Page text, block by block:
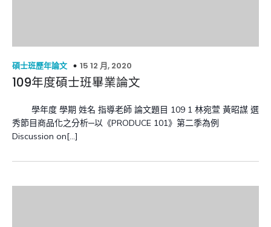
碩士班歷年論文 15 12 月, 2020
109年度碩士班畢業論文
學年度 學期 姓名 指導老師 論文題目 109 1 林宛萱 黃昭謀 選
秀節目商品化之分析─以《PRODUCE 101》第二季為例
Discussion on[…]